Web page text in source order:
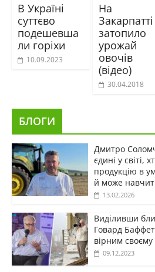
В Україні
суттєво
подешевша
ли горіхи
10.09.2023
На
Закарпатті
затопило
урожай
овочів
(відео)
30.04.2018
БЛОГИ
Дмитро
єдині у світі,
продукцію в
й може
13.02.2026
Виділивши
Говард
вірним своєму
09.12.2023